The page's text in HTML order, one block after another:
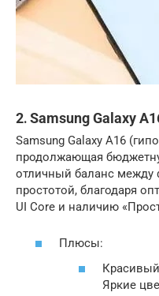
2․ Samsung Galaxy
Samsung Galaxy A16
продолжающая
отличный баланс между
простотой, благодаря
UI Core и наличию
Плюсы:
Яркие